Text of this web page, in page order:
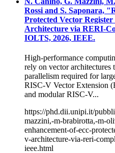
Rossi and S. Saponara,
Protected Vector
Architecture via RERI-
IOLTS, 2026, IEEE.
High-performance
rely on vector architectures
parallelism required for
RISC-V Vector Extension
and modular RISC-V...
https://phd.dii.unipi.it/
mazzini,-m-brabirotta,-m-
enhancement-of-ecc-
v-architecture-via-reri-
ieee.html